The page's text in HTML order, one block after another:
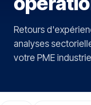
Retours
analyses
votre PME